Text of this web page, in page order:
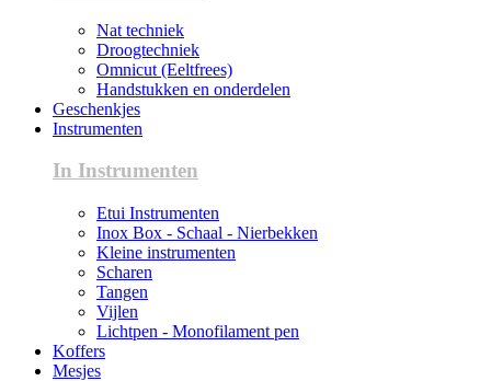
Nat techniek
Droogtechniek
Omnicut (Eeltfrees)
Handstukken en onderdelen
Geschenkjes
Instrumenten
In Instrumenten
Etui Instrumenten
Inox Box - Schaal - Nierbekken
Kleine instrumenten
Scharen
Tangen
Vijlen
Lichtpen - Monofilament pen
Koffers
Mesjes